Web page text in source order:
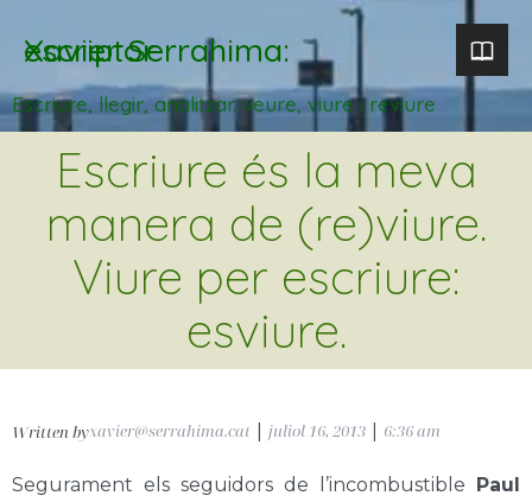
Xavier Serrahima: escriptor
Escriure, llegir, analitzar. veure, viure i reviure
Escriure és la meva
manera de (re)viure.
Viure per escriure:
esviure.
Written byxavier@serrahima.cat juliol 16, 2013 6:36 am
Segurament els seguidors de l’incombustible Paul